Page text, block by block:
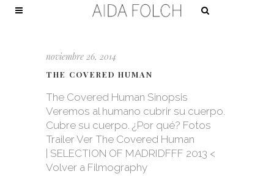
noviembre 26, 2014
THE COVERED HUMAN
The Covered Human Sinopsis
Veremos al humano cubrir su cuerpo.
Cubre su cuerpo. ¿Por qué? Fotos
Trailer Ver The Covered Human
| SELECTION OF MADRIDFFF 2013 <
Volver a Filmography